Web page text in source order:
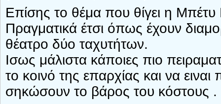
Επίσης το θέμα που θίγει η Μπέτυ
Πραγματικά έτσι όπως έχουν
θέατρο δύο ταχυτήτων.
Ισως μάλιστα κάποιες πιο
το κοινό της επαρχίας και να
σηκώσουν το βάρος του κόστους .